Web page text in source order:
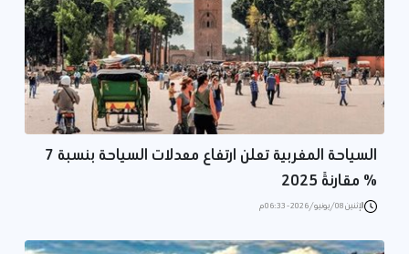
السياحة المغربية تعلن ارتفاع معدلات السياحة بنسبة 7
% مقارنةً 2025
الإثنين 08/يونيو/2026 - 06:33 م